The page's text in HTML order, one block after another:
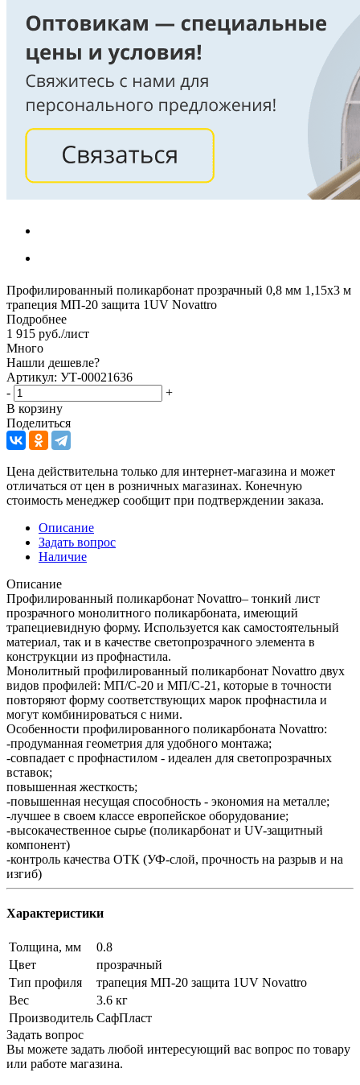
Профилированный поликарбонат прозрачный 0,8 мм 1,15х3 м
трапеция МП-20 защита 1UV Novattro
Подробнее
1 915 руб./лист
Много
Нашли дешевле?
Артикул: УТ-00021636
-
+
В корзину
Поделиться
Цена действительна только для интернет-магазина и может
отличаться от цен в розничных магазинах. Конечную
стоимость менеджер сообщит при подтверждении заказа.
Описание
Задать вопрос
Наличие
Описание
Профилированный поликарбонат Novattro– тонкий лист
прозрачного монолитного поликарбоната, имеющий
трапециевидную форму. Используется как самостоятельный
материал, так и в качестве светопрозрачного элемента в
конструкции из профнастила.
Монолитный профилированный поликарбонат Novattro двух
видов профилей: МП/С-20 и МП/С-21, которые в точности
повторяют форму соответствующих марок профнастила и
могут комбинироваться с ними.
Особенности профилированного поликарбоната Novattro:
-продуманная геометрия для удобного монтажа;
-совпадает с профнастилом - идеален для светопрозрачных
вставок;
повышенная жесткость;
-повышенная несущая способность - экономия на металле;
-лучшее в своем классе европейское оборудование;
-высокачественное сырье (поликарбонат и UV-защитный
компонент)
-контроль качества ОТК (УФ-слой, прочность на разрыв и на
изгиб)
Характеристики
Толщина, мм
0.8
Цвет
прозрачный
Тип профиля
трапеция МП-20 защита 1UV Novattro
Вес
3.6 кг
Производитель СафПласт
Задать вопрос
Вы можете задать любой интересующий вас вопрос по товару
или работе магазина.